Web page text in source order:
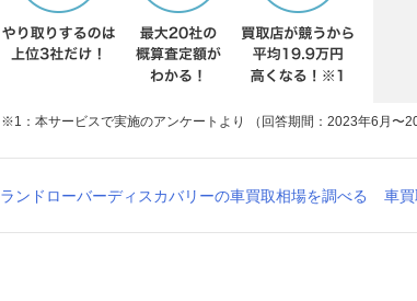
※1：本サービスで実施のアンケートより （回答期間：2023年6月〜
ランドローバーディスカバリーの車買取相場を調べる 車